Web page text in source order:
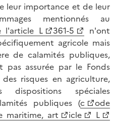
leur importance et de leur
mentionnés au
l'article L
361-5
n'ont
agricole mais
de calamités publiques,
pas assurée par le Fonds
risques en agriculture,
spéciales
publiques (c
ode
maritime, art
icle
L